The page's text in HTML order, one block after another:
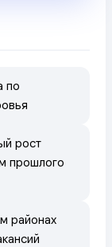
по
рост
прошлого
районах